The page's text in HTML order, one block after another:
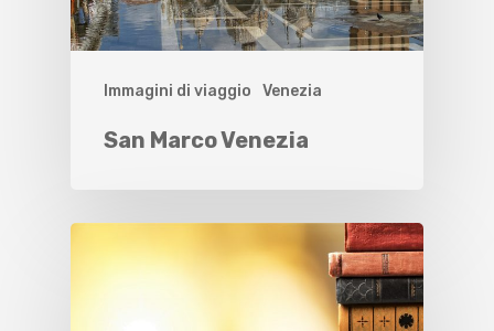
Immagini di viaggio Venezia
San Marco Venezia